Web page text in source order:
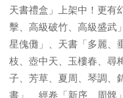
天書禮盒」上架中！更有
擊、高級破竹、高級盛武
星傀儺」、天書「多麗、
枝、壺中天、玉樓春、尋
子、芳草、夏周、琴調、
書」、經卷「新序、周髀